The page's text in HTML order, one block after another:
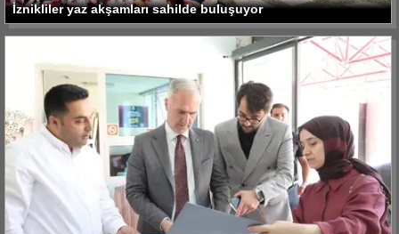
İznikliler yaz akşamları sahilde buluşuyor